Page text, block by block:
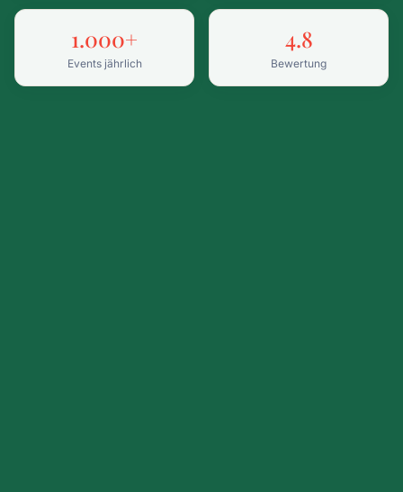
1.000+
Events jährlich
4.8
Bewertung